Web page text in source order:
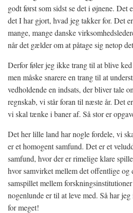
godt først som sidst se det i øjnene. Det
det I har gjort, hvad jeg takker for. Det
mange, mange danske
når det gælder om at påtage sig netop
Derfor føler jeg ikke trang til at blive
men måske snarere en trang til at
vedholdende en indsats, der bliver tale
regnskab, vi står foran til næste år. Det
vi skal tænke i baner af. Så stor er
Det her lille land har nogle fordele, vi
er et homogent samfund. Det er et
samfund, hvor der er rimelige klare
hvor samvirket mellem det offentlige og
samspillet mellem
nogenlunde er til at leve med. Så har
for meget!